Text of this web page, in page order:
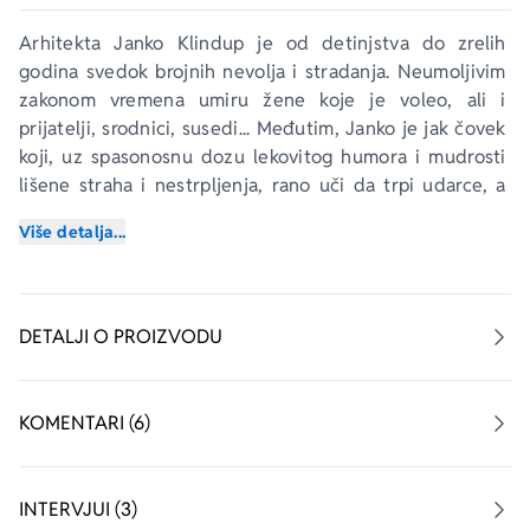
Arhitekta Janko Klindup je od detinjstva do zrelih
godina svedok brojnih nevolja i stradanja. Neumoljivim
zakonom vremena umiru žene koje je voleo, ali i
prijatelji, srodnici, susedi... Međutim, Janko je jak čovek
koji, uz spasonosnu dozu lekovitog humora i mudrosti
lišene straha i nestrpljenja, rano uči da trpi udarce, a
nekim smrtnim slučajevima u svojoj okolini, on bi rekao
čak neka vrsta novog iskustva, a katkad se pokazuje i da
kraj života jedne osobe vodi početku ljubavi s drugom.
junak Smrti za poneti odlučuje se na bespoštedan i
konačan obračun kada će pokušati ono što svima deluje
nemoguće – da pobedi strašnu kosačicu ljudskih života
ili bar značajno odloži njenu posetu.
Više detalja...
DETALJI O PROIZVODU
KOMENTARI (6)
INTERVJUI (3)